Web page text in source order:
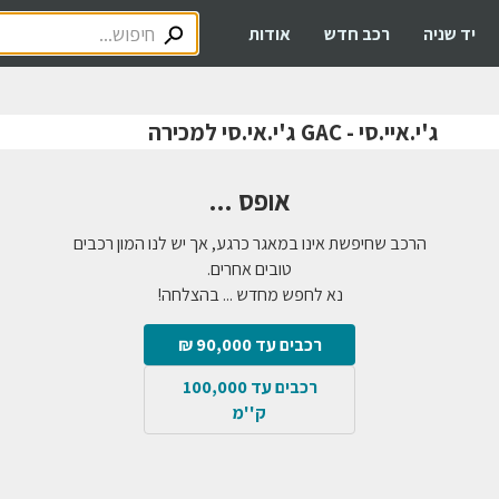
יד שניה רכב חדש אודות
ג'י.איי.סי - GAC ג'י.אי.סי למכירה
אופס ...
הרכב שחיפשת אינו במאגר כרגע, אך יש לנו המון רכבים
טובים אחרים.
נא לחפש מחדש ... בהצלחה!
רכבים עד 90,000 ₪
רכבים עד 100,000
ק''מ